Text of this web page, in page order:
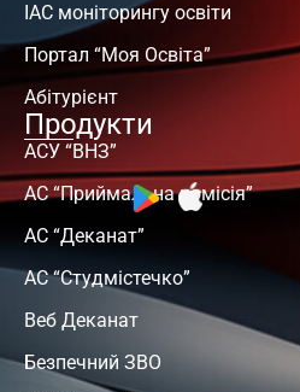
ІАС моніторингу освіти
Портал “Моя Освіта”
Абітурієнт
Продукти
АСУ “ВНЗ”
АС “Приймальна комісія”
АС “Деканат”
АС “Студмістечко”
Веб Деканат
Безпечний ЗВО